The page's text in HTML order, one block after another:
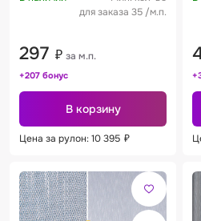
для заказа 35 /м.п.
297 ₽ за м.п.
+207 бонус
В корзину
Цена за рулон: 10 395 ₽